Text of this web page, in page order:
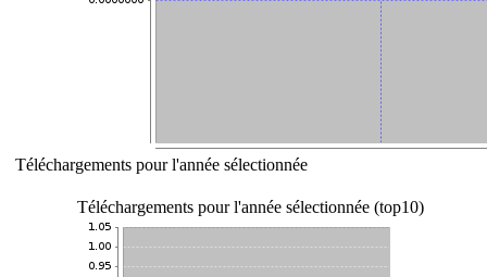
Téléchargements pour l'année sélectionnée
Téléchargements pour l'année sélectionnée (top10)